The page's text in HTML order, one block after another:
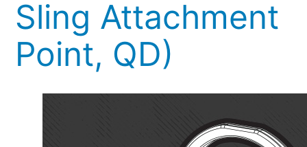
Sling Attachment
Point, QD)